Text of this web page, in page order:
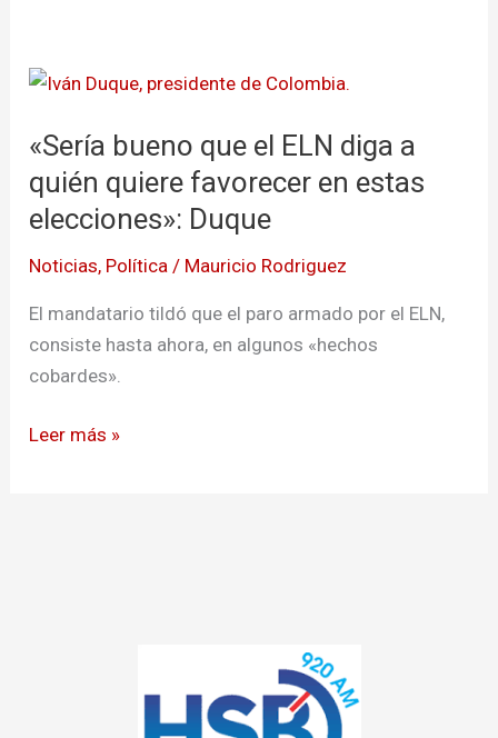
«Sería bueno que el ELN diga a
quién quiere favorecer en estas
elecciones»: Duque
Noticias, Política / Mauricio Rodriguez
El mandatario tildó que el paro armado por el ELN,
consiste hasta ahora, en algunos «hechos
cobardes».
«Sería
que
el
ELN
diga
a
estas
Leer más »